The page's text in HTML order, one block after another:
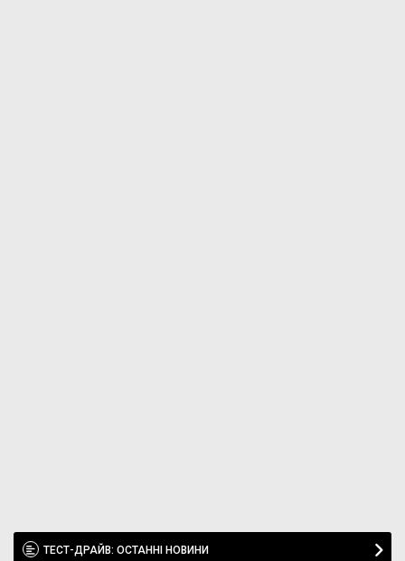
ТЕСТ-ДРАЙВ: ОСТАННІ НОВИНИ